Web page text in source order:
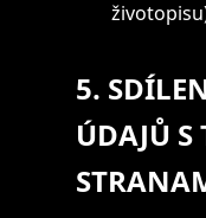
5.
ÚDAJŮ